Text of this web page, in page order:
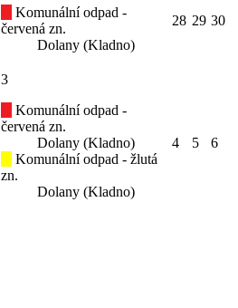
Komunální odpad -
červená zn.
Dolany (Kladno)
28 29 30
3
Komunální odpad -
červená zn.
Dolany (Kladno)
Komunální odpad - žlutá
zn.
Dolany (Kladno)
4 5 6